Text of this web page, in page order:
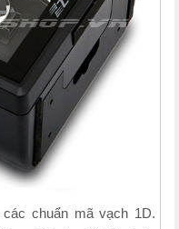
chuẩn mã vạch 1D.